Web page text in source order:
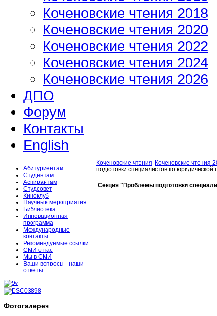
Коченовские чтения 2018
Коченовские чтения 2020
Коченовские чтения 2022
Коченовские чтения 2024
Коченовские чтения 2026
ДПО
Форум
Контакты
English
Абитуриентам
Студентам
Аспирантам
Студсовет
Киноклуб
Научные мероприятия
Библиотека
Инновационная
программа
Международные
контакты
Рекомендуемые ссылки
СМИ о нас
Мы в СМИ
Ваши вопросы - наши
ответы
Фотогалерея
Коченовские чтения
Коченовские чтения
подготовки специалистов по юридической
Секция "Проблемы подготовки